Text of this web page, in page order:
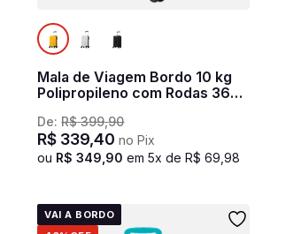
Mala de Viagem Bordo 10 kg
Polipropileno com Rodas 360°
De:R$ 399,90
R$ 339,40 no Pix
ou R$ 349 90 em5x deR$ 69 ,98
VAI A BORDO